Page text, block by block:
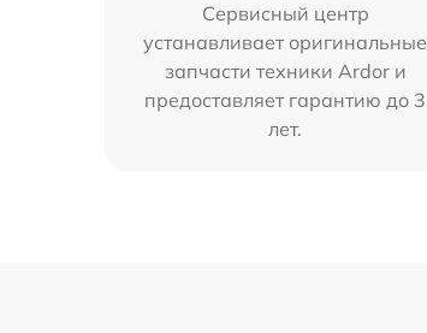
Сервисный центр
устанавливает оригинальные
запчасти техники Ardor и
предоставляет гарантию до 3
лет.